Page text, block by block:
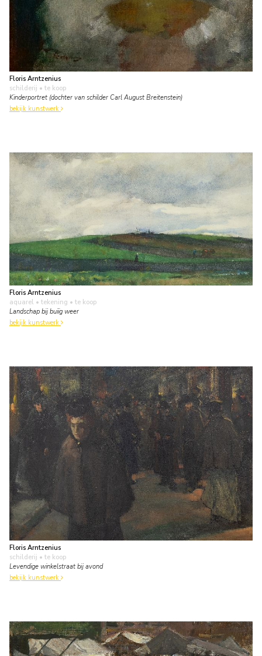
Floris Arntzenius
schilderij • te koop
Kinderportret (dochter van schilder Carl August Breitenstein)
bekijk kunstwerk
Floris Arntzenius
aquarel • tekening • te koop
Landschap bij buiïg weer
bekijk kunstwerk
Floris Arntzenius
schilderij • te koop
Levendige winkelstraat bij avond
bekijk kunstwerk